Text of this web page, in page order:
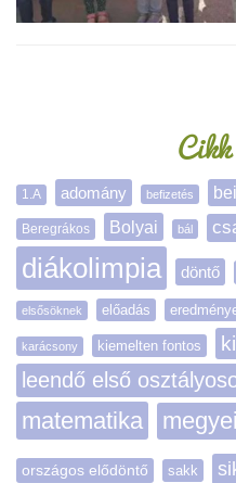
1.A adomány befizetés
Beregrákos Bolyai bál
diákolimpia döntő
elsősöknek előadás
karácsony kiemelten fontos
leendő első
matematika megyei
országos elődöntő sakk